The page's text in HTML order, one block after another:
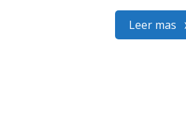
Leer mas